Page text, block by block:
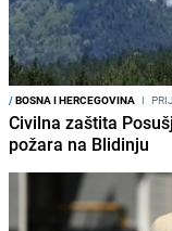
/BOSNA I HERCEGOVINA I
Civilna zaštita
požara na Blidinju